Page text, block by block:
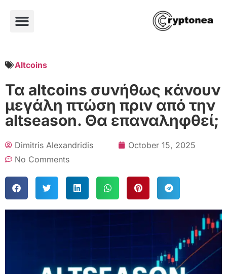
Altcoins
Τα altcoins συνήθως κάνουν
μεγάλη πτώση πριν από την
altseason. Θα επαναληφθεί;
Dimitris Alexandridis
October 15, 2025
No Comments